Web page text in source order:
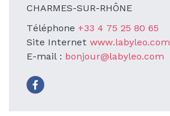
CHARMES-SUR-RHÔNE
Téléphone +33 4 75 25 80 65
Site Internet www.labyleo.com
E-mail : bonjour@labyleo.com